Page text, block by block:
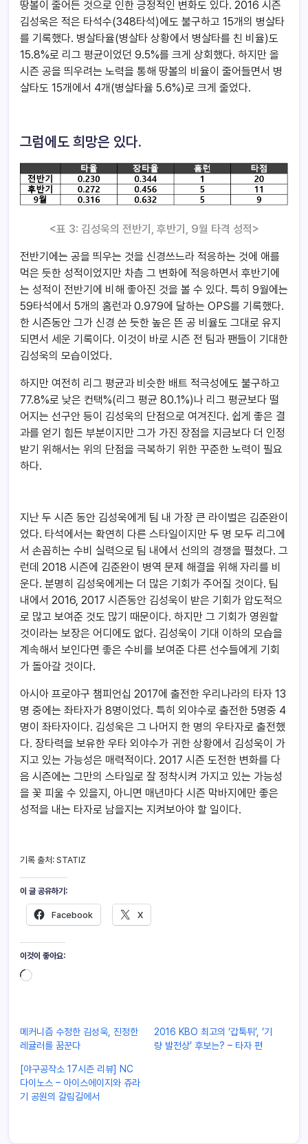
땅볼이 줄어든 것으로 인한 긍정적인 변화도 있다. 2016 시즌
김성욱은 적은 타석수(348타석)에도 불구하고 15개의 병살타
를 기록했다. 병살타율(병살타 상황에서 병살타를 친 비율)도
15.8%로 리그 평균이었던 9.5%를 크게 상회했다. 하지만 올
시즌 공을 띄우려는 노력을 통해 땅볼의 비율이 줄어들면서 병
살타도 15개에서 4개(병살타율 5.6%)로 크게 줄었다.
그럼에도 희망은 있다.
<표 3: 김성욱의 전반기, 후반기, 9월 타격 성적>
전반기에는 공을 띄우는 것을 신경쓰느라 적응하는 것에 애를
먹은 듯한 성적이었지만 차츰 그 변화에 적응하면서 후반기에
는 성적이 전반기에 비해 좋아진 것을 볼 수 있다. 특히 9월에는
59타석에서 5개의 홈런과 0.979에 달하는 OPS를 기록했다.
한 시즌동안 그가 신경 쓴 듯한 높은 뜬 공 비율도 그대로 유지
되면서 세운 기록이다. 이것이 바로 시즌 전 팀과 팬들이 기대한
김성욱의 모습이었다.
하지만 여전히 리그 평균과 비슷한 배트 적극성에도 불구하고
77.8%로 낮은 컨택%(리그 평균 80.1%)나 리그 평균보다 떨
어지는 선구안 등이 김성욱의 단점으로 여겨진다. 쉽게 좋은 결
과를 얻기 힘든 부분이지만 그가 가진 장점을 지금보다 더 인정
받기 위해서는 위의 단점을 극복하기 위한 꾸준한 노력이 필요
하다.
지난 두 시즌 동안 김성욱에게 팀 내 가장 큰 라이벌은 김준완이
었다. 타석에서는 확연히 다른 스타일이지만 두 명 모두 리그에
서 손꼽히는 수비 실력으로 팀 내에서 선의의 경쟁을 펼쳤다. 그
런데 2018 시즌에 김준완이 병역 문제 해결을 위해 자리를 비
운다. 분명히 김성욱에게는 더 많은 기회가 주어질 것이다. 팀
내에서 2016, 2017 시즌동안 김성욱이 받은 기회가 압도적으
로 많고 보여준 것도 많기 때문이다. 하지만 그 기회가 영원할
것이라는 보장은 어디에도 없다. 김성욱이 기대 이하의 모습을
계속해서 보인다면 좋은 수비를 보여준 다른 선수들에게 기회
가 돌아갈 것이다.
아시아 프로야구 챔피언십 2017에 출전한 우리나라의 타자 13
명 중에는 좌타자가 8명이었다. 특히 외야수로 출전한 5명중 4
명이 좌타자이다. 김성욱은 그 나머지 한 명의 우타자로 출전했
다. 장타력을 보유한 우타 외야수가 귀한 상황에서 김성욱이 가
지고 있는 가능성은 매력적이다. 2017 시즌 도전한 변화를 다
음 시즌에는 그만의 스타일로 잘 정착시켜 가지고 있는 가능성
을 꽃 피울 수 있을지, 아니면 매년마다 시즌 막바지에만 좋은
성적을 내는 타자로 남을지는 지켜보아야 할 일이다.
기록 출처: STATIZ
이 글 공유하기:
Facebook X
이것이 좋아요:
메커니즘 수정한 김성욱, 진정한
레귤러를 꿈꾼다
2016 KBO 최고의 ‘갑툭튀’, ‘기
량 발전상’ 후보는? – 타자 편
[야구공작소 17시즌 리뷰] NC
다이노스 – 아이스에이지와 쥬라
기 공원의 갈림길에서